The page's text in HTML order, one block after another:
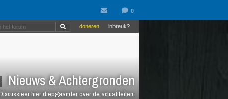
Nieuws & Achtergronden
Discussieer hier diepgaander over de actualiteiten.
inbreuk?
doneren